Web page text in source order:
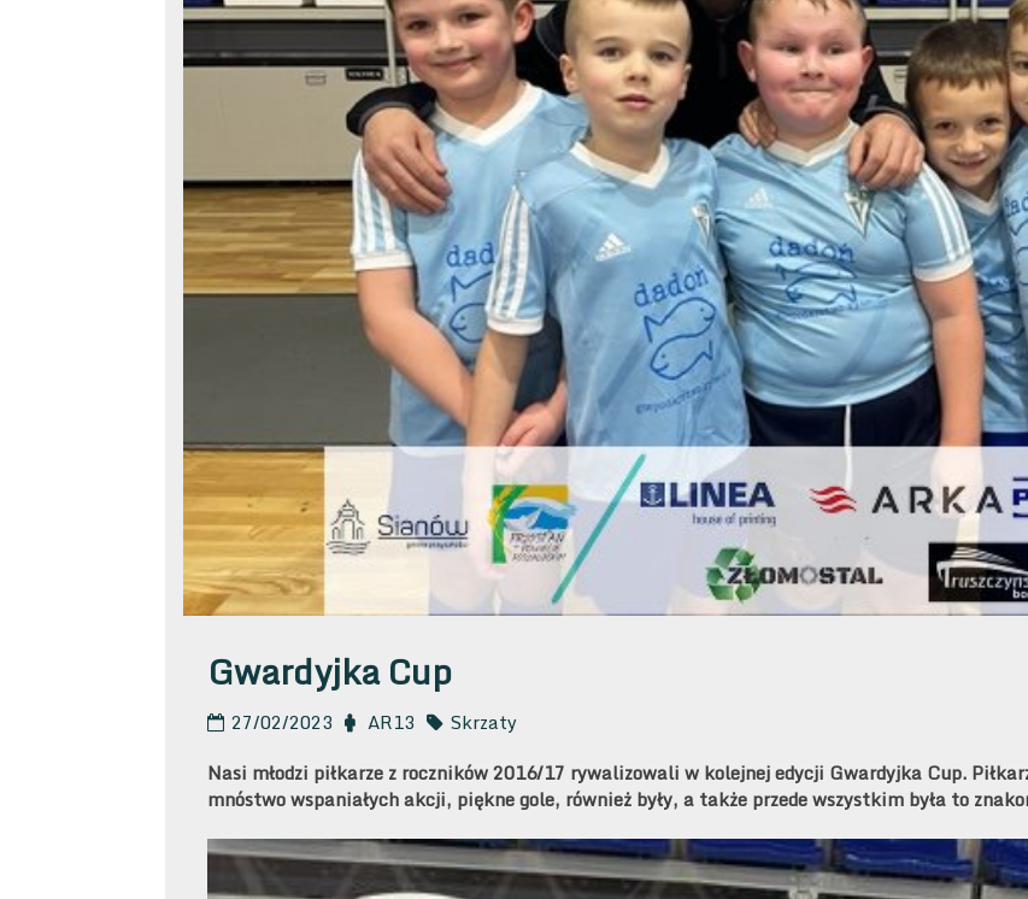
Gwardyjka Cup
27/02/2023 AR13
Skrzaty
Nasi młodzi piłkarze z roczników 2016/17 rywalizowali w kolejnej edycji Gwardyjka Cup.
mnóstwo wspaniałych akcji, piękne gole, również były, a także przede wszystkim była to